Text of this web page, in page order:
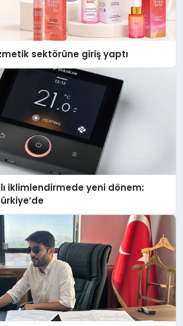
sektörüne giriş yaptı
iklimlendirmede yeni dönem: